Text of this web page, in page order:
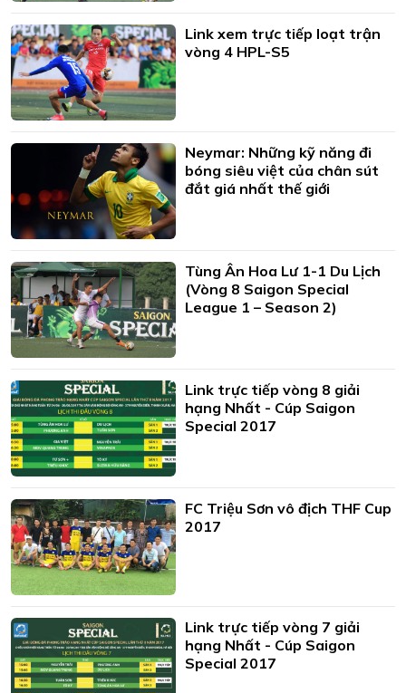
Link xem trực tiếp loạt trận
vòng 4 HPL-S5
Neymar: Những kỹ năng đi
bóng siêu việt của chân sút
đắt giá nhất thế giới
Tùng Ân Hoa Lư 1-1 Du Lịch
(Vòng 8 Saigon Special
League 1 – Season 2)
Link trực tiếp vòng 8 giải
hạng Nhất - Cúp Saigon
Special 2017
FC Triệu Sơn vô địch THF Cup
2017
Link trực tiếp vòng 7 giải
hạng Nhất - Cúp Saigon
Special 2017